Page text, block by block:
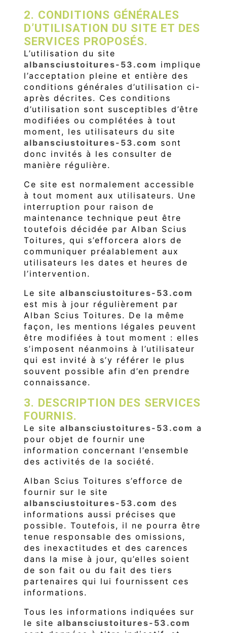
2. CONDITIONS GÉNÉRALES
D’UTILISATION DU SITE ET DES
SERVICES PROPOSÉS.
L’utilisation du site
albansciustoitures-53.com implique
l’acceptation pleine et entière des
conditions générales d’utilisation ci-
après décrites. Ces conditions
d’utilisation sont susceptibles d’être
modifiées ou complétées à tout
moment, les utilisateurs du site
albansciustoitures-53.com sont
donc invités à les consulter de
manière régulière.
Ce site est normalement accessible
à tout moment aux utilisateurs. Une
interruption pour raison de
maintenance technique peut être
toutefois décidée par Alban Scius
Toitures, qui s’efforcera alors de
communiquer préalablement aux
utilisateurs les dates et heures de
l’intervention.
Le site albansciustoitures-53.com
est mis à jour régulièrement par
Alban Scius Toitures. De la même
façon, les mentions légales peuvent
être modifiées à tout moment : elles
s’imposent néanmoins à l’utilisateur
qui est invité à s’y référer le plus
souvent possible afin d’en prendre
connaissance.
3. DESCRIPTION DES SERVICES
FOURNIS.
Le site albansciustoitures-53.com a
pour objet de fournir une
information concernant l’ensemble
des activités de la société.
Alban Scius Toitures s’efforce de
fournir sur le site
albansciustoitures-53.com des
informations aussi précises que
possible. Toutefois, il ne pourra être
tenue responsable des omissions,
des inexactitudes et des carences
dans la mise à jour, qu’elles soient
de son fait ou du fait des tiers
partenaires qui lui fournissent ces
informations.
Tous les informations indiquées sur
le site albansciustoitures-53.com